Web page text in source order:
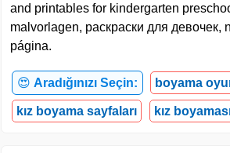
and printables for kindergarten
malvorlagen, раскраски для девочек,
página.
😍 Aradığınızı Seçin: boyama
kız boyama sayfaları kız